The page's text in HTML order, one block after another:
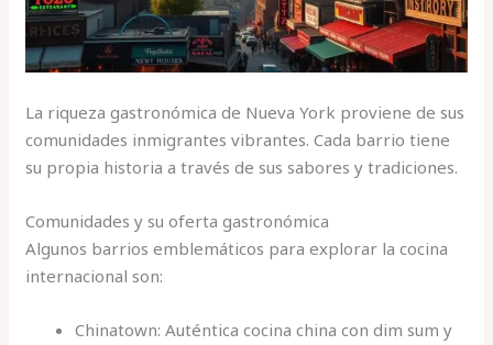
La riqueza gastronómica de Nueva York proviene de sus
comunidades inmigrantes vibrantes. Cada barrio tiene
su propia historia a través de sus sabores y tradiciones.
Comunidades y su oferta gastronómica
Algunos barrios emblemáticos para explorar la cocina
internacional son:
Chinatown: Auténtica cocina china con dim sum y